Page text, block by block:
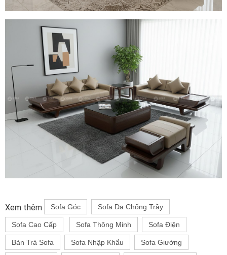
Xem thêm Sofa Góc Sofa Da Chống Trầy
Sofa Cao Cấp Sofa Thông Minh Sofa Điện
Bàn Trà Sofa Sofa Nhập Khẩu Sofa Giường